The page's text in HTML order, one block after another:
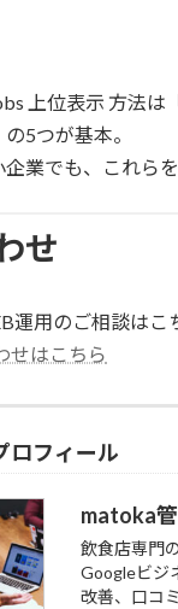
上位表示 方法は
の5つが基本。
業でも、これら
せ
運用のご相談はこ
せはこちら
ロフィール
matoka
飲食店専門
Googleビジ
改善、口コ